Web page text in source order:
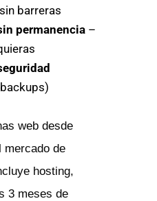
barreras
permanencia –
web desde
mercado de
hosting,
3 meses de